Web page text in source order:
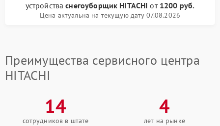
устройстваснегоуборщик HITACHI от 1200 руб.
Цена актуальна на текущую дату 07.08.2026
Преимущества сервисного центра
HITACHI
14
сотрудников в штате
4
лет на рынке